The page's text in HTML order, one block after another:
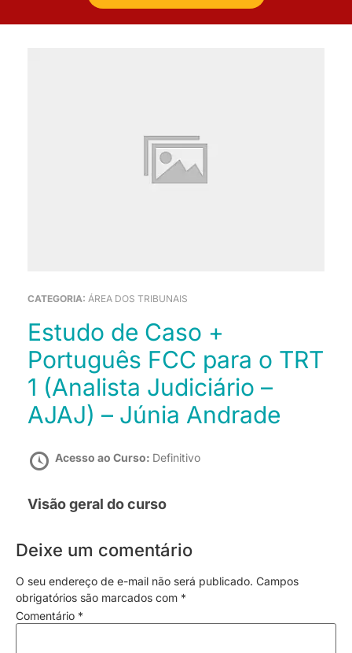
CATEGORIA: ÁREA DOS TRIBUNAIS
Estudo de Caso +
Português FCC para o TRT
1 (Analista Judiciário –
AJAJ) – Júnia Andrade
Acesso ao Curso: Definitivo
Visão geral do curso
Deixe um comentário
O seu endereço de e-mail não será publicado. Campos
obrigatórios são marcados com *
Comentário *